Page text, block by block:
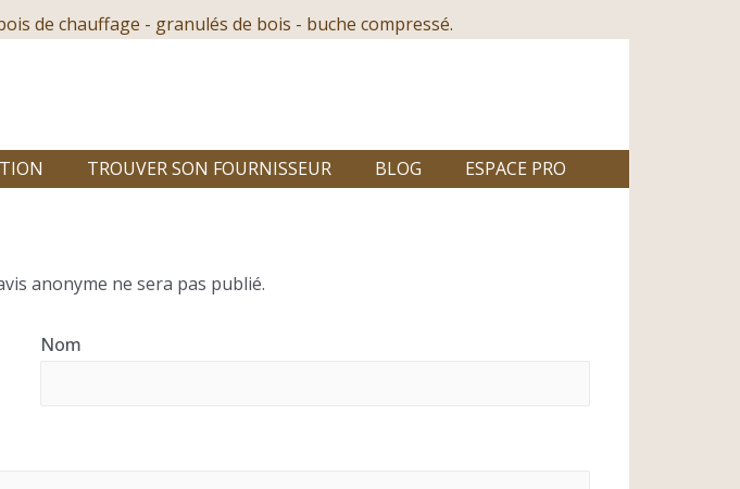
de chauffage - granulés de bois - buche compressé.
TROUVER SON FOURNISSEUR BLOG ESPACE PRO
anonyme ne sera pas publié.
Nom